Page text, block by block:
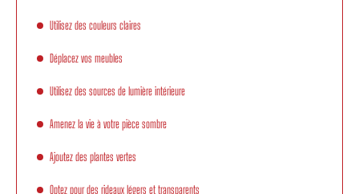
Utilisez des couleurs claires
Déplacez vos meubles
Utilisez des sources de lumière intérieure
Amenez la vie à votre pièce sombre
Ajoutez des plantes vertes
Optez pour des rideaux légers et transparents